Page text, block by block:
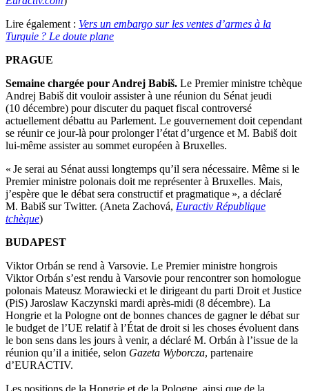
Lire également : Vers un embargo sur les ventes d’armes à la
Turquie ? Le doute plane
PRAGUE
Semaine chargée pour Andrej Babiš. Le Premier ministre tchèque
Andrej Babiš dit vouloir assister à une réunion du Sénat jeudi
(10 décembre) pour discuter du paquet fiscal controversé
actuellement débattu au Parlement. Le gouvernement doit cependant
se réunir ce jour-là pour prolonger l’état d’urgence et M. Babiš doit
lui-même assister au sommet européen à Bruxelles.
« Je serai au Sénat aussi longtemps qu’il sera nécessaire. Même si le
Premier ministre polonais doit me représenter à Bruxelles. Mais,
j’espère que le débat sera constructif et pragmatique », a déclaré
M. Babiš sur Twitter. (Aneta Zachová, Euractiv République
tchèque)
BUDAPEST
Viktor Orbán se rend à Varsovie. Le Premier ministre hongrois
Viktor Orbán s’est rendu à Varsovie pour rencontrer son homologue
polonais Mateusz Morawiecki et le dirigeant du parti Droit et Justice
(PiS) Jaroslaw Kaczynski mardi après-midi (8 décembre). La
Hongrie et la Pologne ont de bonnes chances de gagner le débat sur
le budget de l’UE relatif à l’État de droit si les choses évoluent dans
le bon sens dans les jours à venir, a déclaré M. Orbán à l’issue de la
réunion qu’il a initiée, selon Gazeta Wyborcza, partenaire
d’EURACTIV.